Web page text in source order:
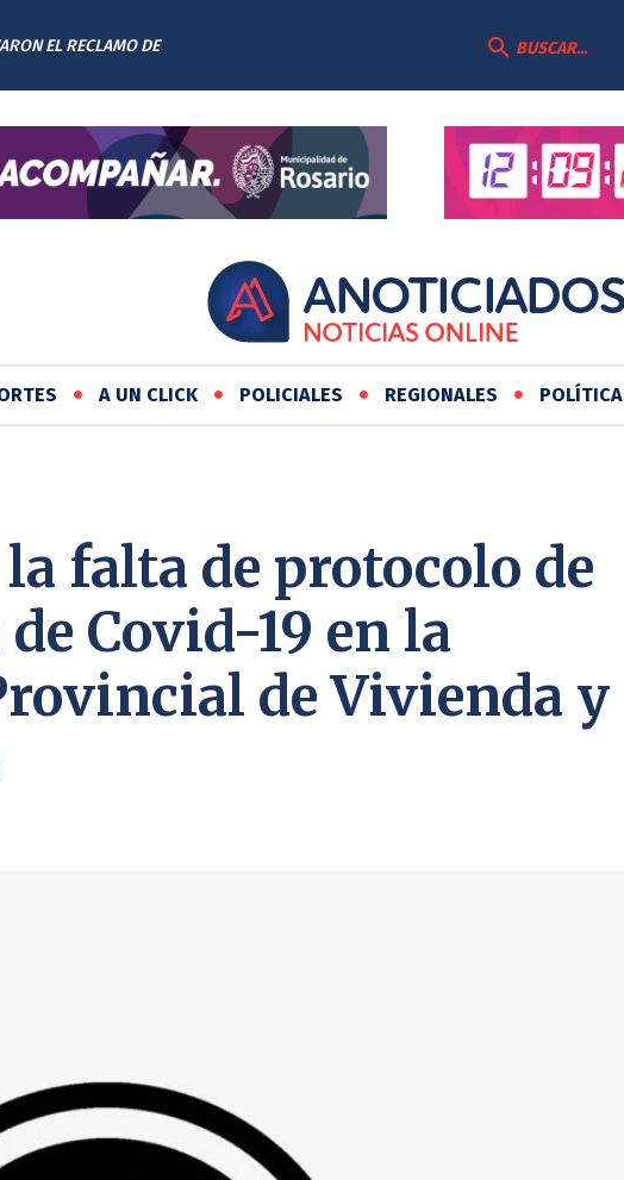
EL RECLAMO DE
BUSCAR...
A UN CLICK POLICIALES REGIONALES POLÍTICA
falta de protocolo de
Covid-19 en la
de Vivienda y